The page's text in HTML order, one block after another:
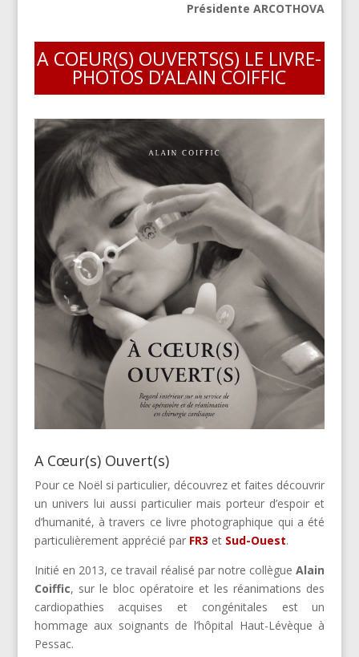
Présidente ARCOTHOVA
A COEUR(S) OUVERTS(S) LE LIVRE-
PHOTOS D’ALAIN COIFFIC
A Cœur(s) Ouvert(s)
Pour ce Noël si particulier, découvrez et faites découvrir
un univers lui aussi particulier mais porteur d’espoir et
d’humanité, à travers ce livre photographique qui a été
particulièrement apprécié par FR3 et Sud-Ouest.
Initié en 2013, ce travail réalisé par notre collègue Alain
Coiffic, sur le bloc opératoire et les réanimations des
cardiopathies acquises et congénitales est un
hommage aux soignants de l’hôpital Haut-Lévèque à
Pessac.